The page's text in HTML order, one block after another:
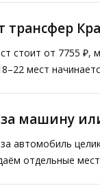
трансфер
стоит от 7755
мест
машину
автомобиль
отдельные